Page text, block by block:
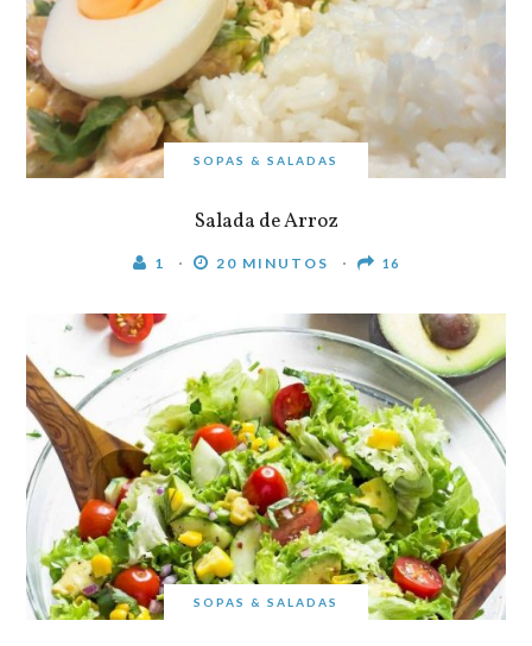
SOPAS & SALADAS
Salada de Arroz
1 20 MINUTOS 16
SOPAS & SALADAS